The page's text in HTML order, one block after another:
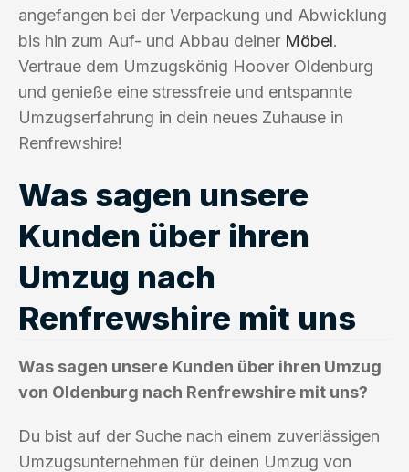
angefangen bei der Verpackung und Abwicklung
bis hin zum Auf- und Abbau deiner Möbel.
Vertraue dem Umzugskönig Hoover Oldenburg
und genieße eine stressfreie und entspannte
Umzugserfahrung in dein neues Zuhause in
Renfrewshire!
Was sagen unsere
Kunden über ihren
Umzug nach
Renfrewshire mit uns
Was sagen unsere Kunden über ihren Umzug
von Oldenburg nach Renfrewshire mit uns?
Du bist auf der Suche nach einem zuverlässigen
Umzugsunternehmen für deinen Umzug von